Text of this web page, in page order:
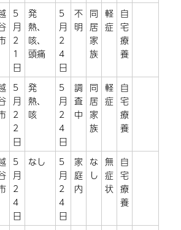
5
月
2
1
日
発
熱、
咳、
頭痛
5
月
2
4
日
不
明
同
居
家
族
軽
症
自
宅
療
養
5
月
2
2
日
発
熱、
咳
5
月
2
4
日
調
査
中
同
居
家
族
軽
症
自
宅
療
養
5
月
2
4
日
なし
5
月
2
4
日
家
庭
内
な
し
無
症
状
自
宅
療
養